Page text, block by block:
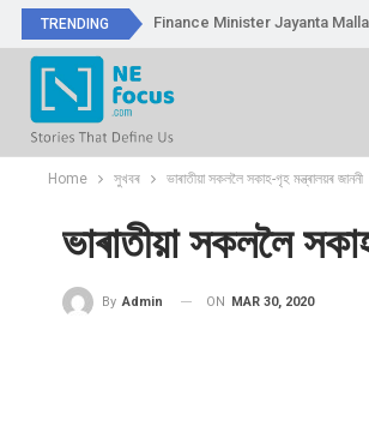
TRENDING Finance Minister Jayanta
Home সুখবৰ ভাৰাতীয়া সকললৈ সকাহ-গৃহ মন্ত্ৰালয়ৰ জাননী
ভাৰাতীয়া সকললৈ
By Admin ON MAR 30, 2020